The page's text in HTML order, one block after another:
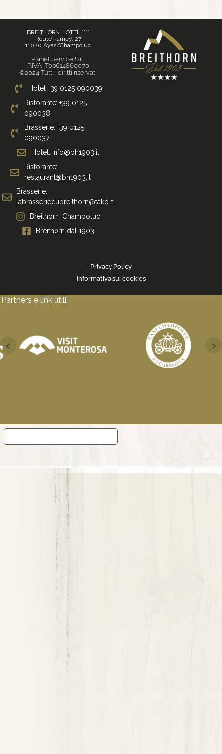
BREITHORN HOTEL ****
Route Ramey, 27
11020 Ayas/Champoluc
Planet Service S.r.l.
P.IVA IT00614860070
©2024 Tutti i diritti riservati
Hotel +39 0125 090039
Ristorante: +39 0125
090038
Brasserie: +39 0125
090037
Hotel: info@bh1903.it
Ristorante:
restaurant@bh1903.it
Brasserie:
labrasseriedubreithorn@tako.it
Breithorn_Champoluc
Breithorn dal 1903
Privacy Policy
Informativa sui cookies
Partners e link utili
‹ ›